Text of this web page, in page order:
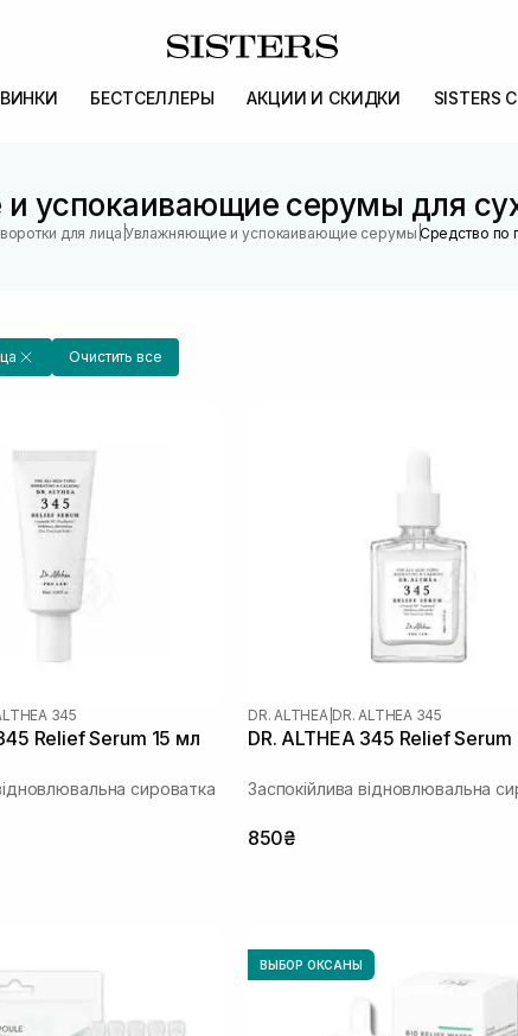
БЕСТСЕЛЛЕРЫ АКЦИИ И СКИДКИ SISTERS
успокаивающие серумы для
для лица |Увлажняющие и успокаивающие серумы |Средство по
Очистить все
345
Relief Serum 15 мл
сироватка
DR. ALTHEA DR. ALTHEA 345
DR. ALTHEA 345 Relief
Заспокійлива відновлювальна
850₴
ВЫБОР ОКСАНЫ